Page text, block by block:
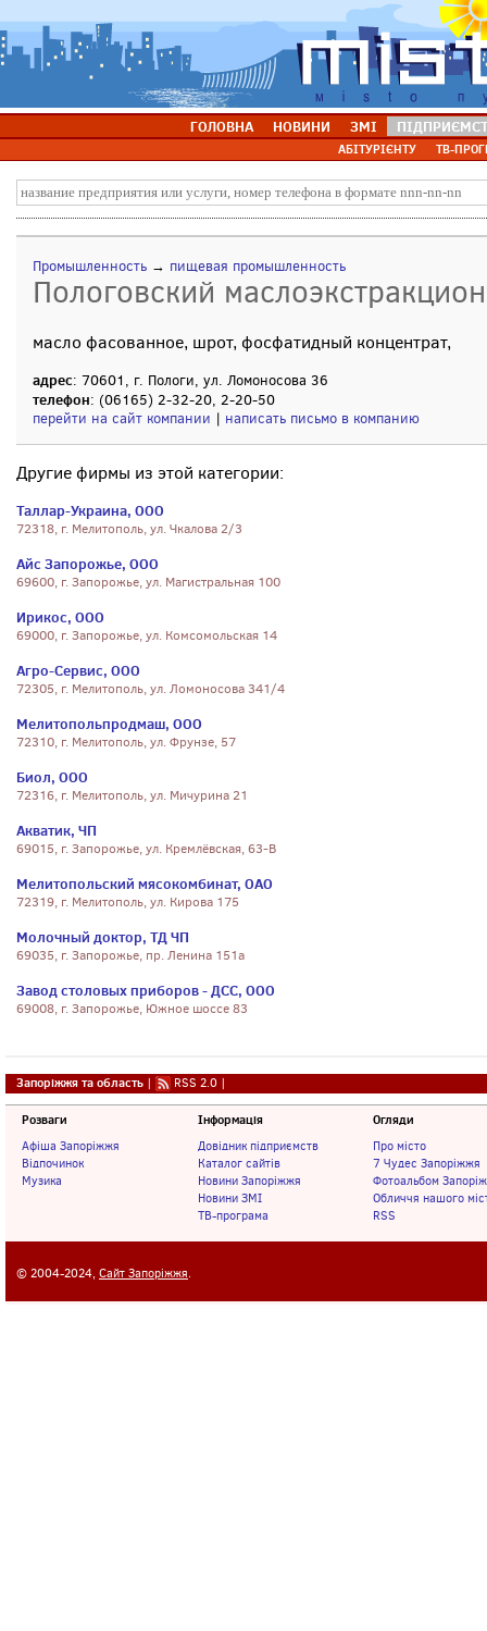
ГОЛОВНА НОВИНИ ЗМІ
АБІТУРІЄНТУ ТВ-
Промышленность → пищевая промышленность
Пологовский
масло фасованное, шрот, фосфатидный концентрат,
адрес: 70601, г. Пологи, ул. Ломоносова 36
телефон: (06165) 2-32-20, 2-20-50
перейти на сайт компании | написать письмо в компанию
Другие фирмы из этой категории:
Таллар-Украина, ООО
72318, г. Мелитополь, ул. Чкалова 2/3
Айс Запорожье, ООО
69600, г. Запорожье, ул. Магистральная 100
Ирикос, ООО
69000, г. Запорожье, ул. Комсомольская 14
Агро-Сервис, ООО
72305, г. Мелитополь, ул. Ломоносова 341/4
Мелитопольпродмаш, ООО
72310, г. Мелитополь, ул. Фрунзе, 57
Биол, ООО
72316, г. Мелитополь, ул. Мичурина 21
Акватик, ЧП
69015, г. Запорожье, ул. Кремлёвская, 63-В
Мелитопольский мясокомбинат, ОАО
72319, г. Мелитополь, ул. Кирова 175
Молочный доктор, ТД ЧП
69035, г. Запорожье, пр. Ленина 151а
Завод столовых приборов - ДСС, ООО
69008, г. Запорожье, Южное шоссе 83
Запоріжжя та область | RSS 2.0 |
Розваги
Афіша Запоріжжя
Відпочинок
Музика
Інформація
Довідник підприємств
Каталог сайтів
Новини Запоріжжя
Новини ЗМІ
ТВ-програма
Огляди
Про місто
7 Чудес Запоріжжя
Фотоальбом
Обличчя нашого
RSS
© 2004-2024, Сайт Запоріжжя.